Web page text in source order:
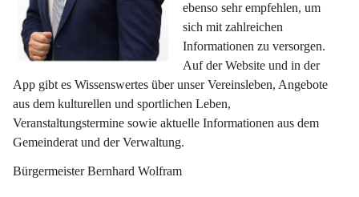
ebenso sehr empfehlen, um
sich mit zahlreichen
Informationen zu versorgen.
Auf der Website und in der
App gibt es Wissenswertes über unser Vereinsleben, Angebote
aus dem kulturellen und sportlichen Leben,
Veranstaltungstermine sowie aktuelle Informationen aus dem
Gemeinderat und der Verwaltung.
Bürgermeister Bernhard Wolfram